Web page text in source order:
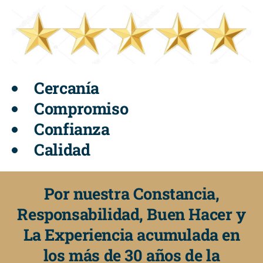
Cercanía
Compromiso
Confianza
Calidad
Por nuestra Constancia,
Responsabilidad, Buen Hacer y
La Experiencia acumulada en
los más de 30 años de la